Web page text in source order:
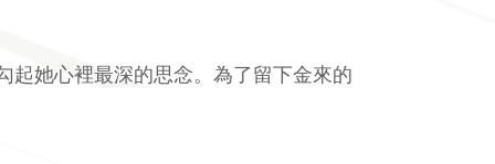
起她心裡最深的思念。為了留下金來的